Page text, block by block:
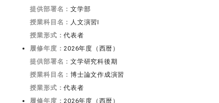
提供部署名：文学部
授業科目名： 人文演習I
授業形式：代表者
履修年度：2026年度（西暦）
提供部署名：文学研究科後期
授業科目名：博士論文作成演習
授業形式：代表者
履修年度：2026年度（西暦）